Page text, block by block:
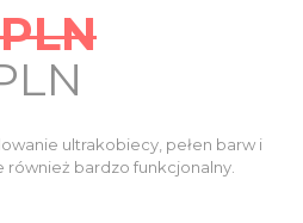
is:
3.099,00
ultrakobiecy, pełen barw i
również bardzo funkcjonalny.